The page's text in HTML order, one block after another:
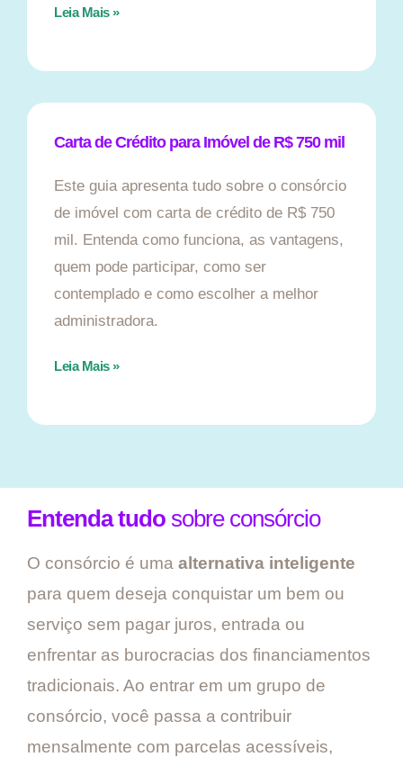
Leia Mais »
Carta de Crédito para Imóvel de R$ 750 mil
Este guia apresenta tudo sobre o consórcio
de imóvel com carta de crédito de R$ 750
mil. Entenda como funciona, as vantagens,
quem pode participar, como ser
contemplado e como escolher a melhor
administradora.
Leia Mais »
Entenda tudo sobre consórcio
O consórcio é uma alternativa inteligente
para quem deseja conquistar um bem ou
serviço sem pagar juros, entrada ou
enfrentar as burocracias dos financiamentos
tradicionais. Ao entrar em um grupo de
consórcio, você passa a contribuir
mensalmente com parcelas acessíveis,